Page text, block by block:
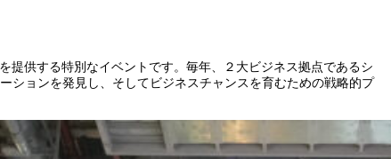
提供する特別なイベントです。毎年、２大ビジネス拠点であるシ
ションを発見し、そしてビジネスチャンスを育むための戦略的プ